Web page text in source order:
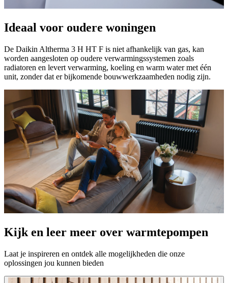
Ideaal voor oudere woningen
De Daikin Altherma 3 H HT F is niet afhankelijk van gas, kan
worden aangesloten op oudere verwarmingssystemen zoals
radiatoren en levert verwarming, koeling en warm water met één
unit, zonder dat er bijkomende bouwwerkzaamheden nodig zijn.
Kijk en leer meer over warmtepompen
Laat je inspireren en ontdek alle mogelijkheden die onze
oplossingen jou kunnen bieden